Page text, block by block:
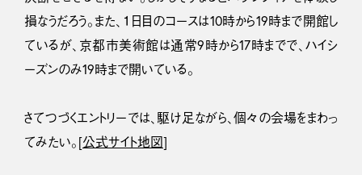
損なうだろう。また、１日目のコースは10時から19時まで開館し
ているが、京都市美術館は通常9時から17時までで、ハイシ
ーズンのみ19時まで開いている。
さてつづくエントリーでは、駆け足ながら、個々の会場をまわっ
てみたい。[公式サイト地図]